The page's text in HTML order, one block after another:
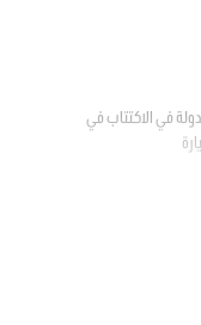
في الاكتتاب في